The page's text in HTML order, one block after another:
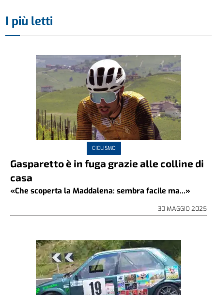
I più letti
CICLISMO
Gasparetto è in fuga grazie alle colline di
casa
«Che scoperta la Maddalena: sembra facile ma...»
30 MAGGIO 2025